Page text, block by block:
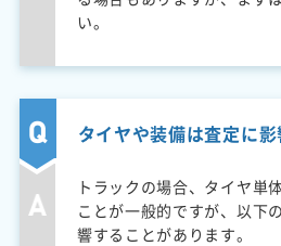
い。
タイヤや装備は査定に
トラックの場合、タイヤ単
ことが一般的ですが、以下
響することがあります。